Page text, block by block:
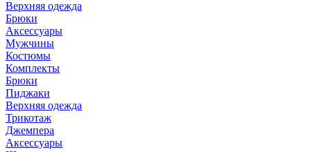
Верхняя одежда
Брюки
Аксессуары
Мужчины
Костюмы
Комплекты
Брюки
Пиджаки
Верхняя одежда
Трикотаж
Джемпера
Аксессуары